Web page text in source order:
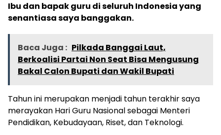
Ibu dan bapak guru di seluruh Indonesia yang
senantiasa saya banggakan.
Baca Juga : Pilkada Banggai Laut,
Berkoalisi Partai Non Seat Bisa Mengusung
Bakal Calon Bupati dan Wakil Bupati
Tahun ini merupakan menjadi tahun terakhir saya
merayakan Hari Guru Nasional sebagai Menteri
Pendidikan, Kebudayaan, Riset, dan Teknologi.